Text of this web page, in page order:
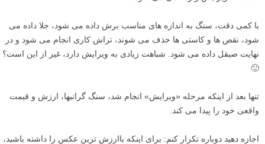
با کمی دقت، سنگ به اندازه های مناسب برش داده می شود، جلا داده می
شود، نقص ها و کاستی ها حذف می شوند، تراش کاری انجام می شود و در
نهایت صیقل داده می شود. شباهت زیادی به ویرایش دارد، غیر از این است؟
🙂
تنها بعد از اینکه مرحله «ویرایش» انجام شد، سنگ گرانبها، ارزش و قیمت
واقعی خود را پیدا می کند.
اجازه دهید دوباره تکرار کنم: برای اینکه باارزش ترین عکس را داشته باشید،